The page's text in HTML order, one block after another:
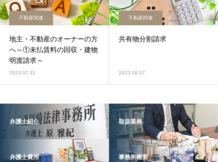
不動産関連
地主・不動産のオーナーの方
へ～①未払賃料の回収・建物
明渡請求～
2023.07.31
不動産関連
共有物分割請求
2023.08.07
弁護士紹介 取扱業務
弁護士費用 事務所概要